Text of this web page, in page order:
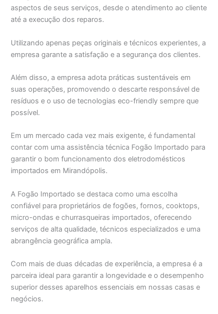
aspectos de seus serviços, desde o atendimento ao cliente
até a execução dos reparos.
Utilizando apenas peças originais e técnicos experientes, a
empresa garante a satisfação e a segurança dos clientes.
Além disso, a empresa adota práticas sustentáveis em
suas operações, promovendo o descarte responsável de
resíduos e o uso de tecnologias eco-friendly sempre que
possível.
Em um mercado cada vez mais exigente, é fundamental
contar com uma assistência técnica Fogão Importado para
garantir o bom funcionamento dos eletrodomésticos
importados em Mirandópolis.
A Fogão Importado se destaca como uma escolha
confiável para proprietários de fogões, fornos, cooktops,
micro-ondas e churrasqueiras importados, oferecendo
serviços de alta qualidade, técnicos especializados e uma
abrangência geográfica ampla.
Com mais de duas décadas de experiência, a empresa é a
parceira ideal para garantir a longevidade e o desempenho
superior desses aparelhos essenciais em nossas casas e
negócios.